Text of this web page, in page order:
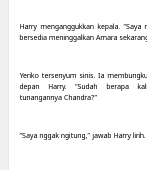
Harry menganggukkan kepala.
bersedia meninggalkan Amara
Yeriko tersenyum sinis. Ia
depan Harry. “Sudah berapa
tunangannya Chandra?”
“Saya nggak ngitung,” jawab Harry lirih.